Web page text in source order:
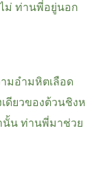
ม่ ท่านพี่อยู่นอก
มอำมหิตเลือด
ดียวของต้วนชิงห
นั้น ท่านพี่มาช่วย